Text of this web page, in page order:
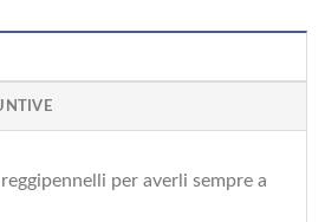
per averli sempre a